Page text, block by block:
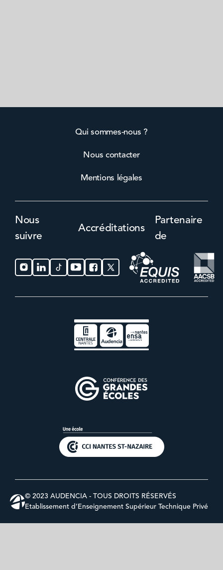
Qui sommes-nous ?
Nous contacter
Mentions légales
Nous
suivre
Accréditations
Partenaire
de
© 2023 AUDENCIA - TOUS DROITS RÉSERVÉS
Etablissement d’Enseignement Supérieur Technique Privé